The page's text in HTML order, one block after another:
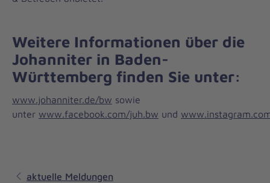
Weitere Informationen über die
Johanniter in Baden-
Württemberg finden Sie unter:
www.johanniter.de/bw sowie
unter www.facebook.com/juh.bw und
aktuelle Meldungen